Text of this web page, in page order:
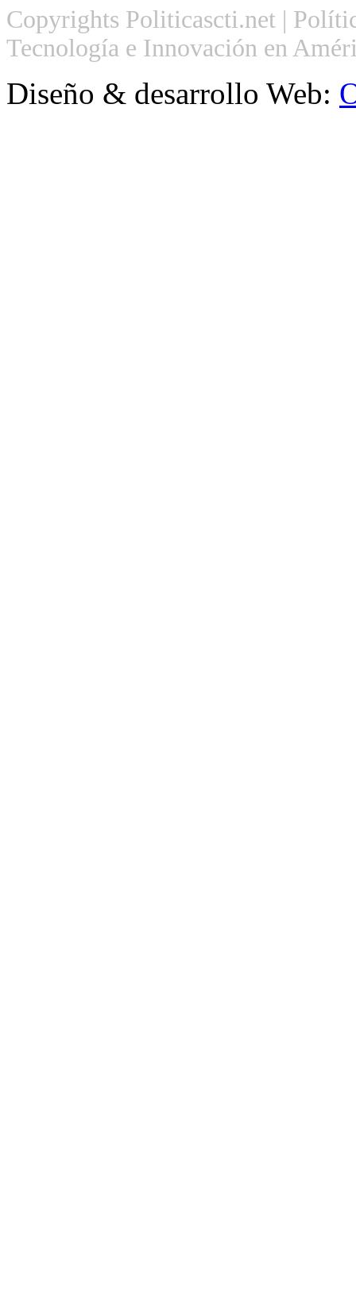
Copyrights Politicascti.net |
Tecnología e Innovación en
Diseño & desarrollo Web: